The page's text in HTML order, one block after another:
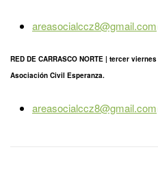
areasocialccz8@gmail.com
RED DE CARRASCO NORTE | tercer viernes
Asociación Civil Esperanza.
areasocialccz8@gmail.com